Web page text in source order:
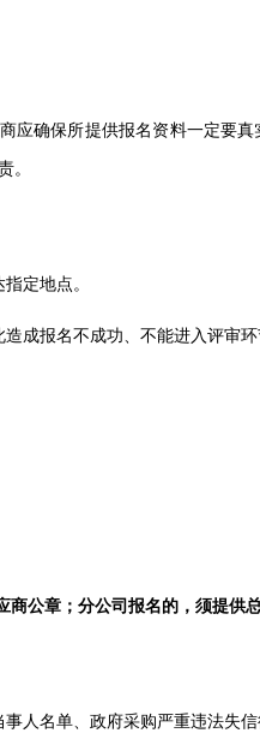
应确保所提供报名资料一定要真
。
定地点。
成报名不成功、不能进入评审
公章；分公司报名的，须提供
人名单、政府采购严重违法失